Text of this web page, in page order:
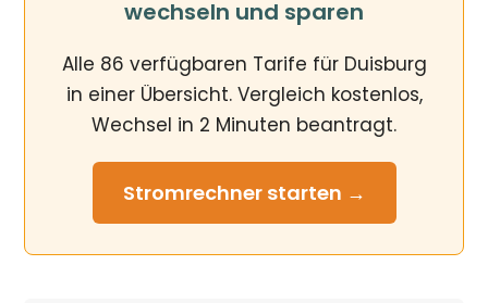
wechseln und sparen
Alle 86 verfügbaren Tarife für Duisburg
in einer Übersicht. Vergleich kostenlos,
Wechsel in 2 Minuten beantragt.
Stromrechnerstarten →